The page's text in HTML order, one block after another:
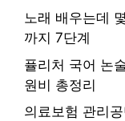
노래 배우는데
까지 7단계
퓰리처 국어 논
원비 총정리
의료보험 관리